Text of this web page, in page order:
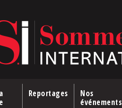
Reportages
Nos
événements